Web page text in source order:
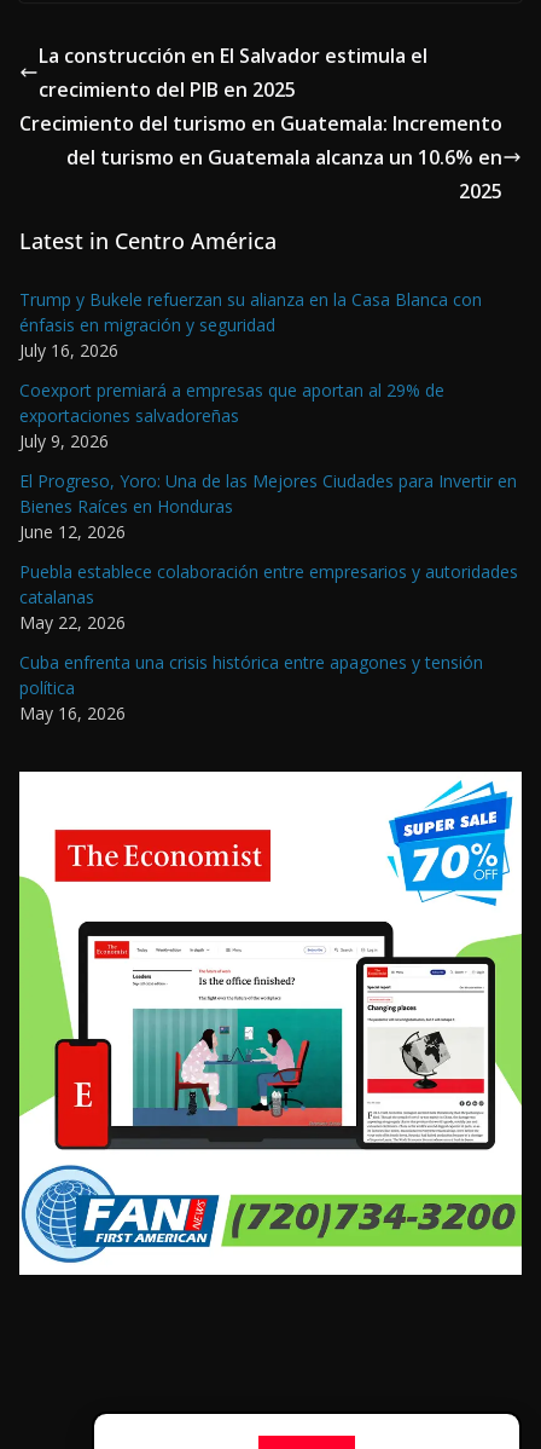
La construcción en El Salvador estimula el
crecimiento del PIB en 2025
Crecimiento del turismo en Guatemala: Incremento
del turismo en Guatemala alcanza un 10.6% en
2025
Latest in Centro América
Trump y Bukele refuerzan su alianza en la Casa Blanca con
énfasis en migración y seguridad
July 16, 2026
Coexport premiará a empresas que aportan al 29% de
exportaciones salvadoreñas
July 9, 2026
El Progreso, Yoro: Una de las Mejores Ciudades para Invertir en
Bienes Raíces en Honduras
June 12, 2026
Puebla establece colaboración entre empresarios y autoridades
catalanas
May 22, 2026
Cuba enfrenta una crisis histórica entre apagones y tensión
política
May 16, 2026